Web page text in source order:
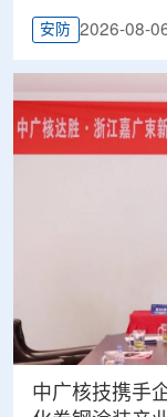
安防 2026-08-
中广核技携手